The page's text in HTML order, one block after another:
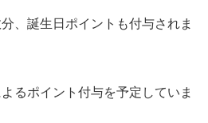
、誕生日ポイントも付与されま
るポイント付与を予定していま